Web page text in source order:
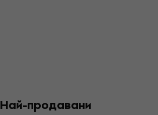
Най-продавани